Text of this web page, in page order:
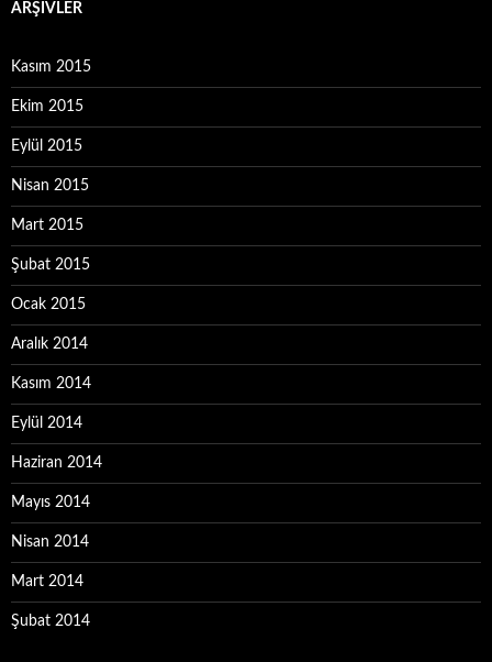
ARŞIVLER
Kasım 2015
Ekim 2015
Eylül 2015
Nisan 2015
Mart 2015
Şubat 2015
Ocak 2015
Aralık 2014
Kasım 2014
Eylül 2014
Haziran 2014
Mayıs 2014
Nisan 2014
Mart 2014
Şubat 2014